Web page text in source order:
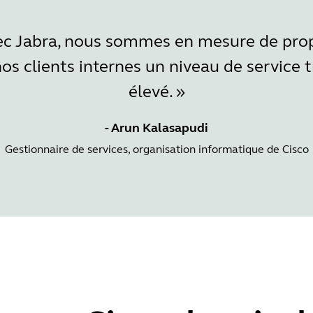
Jabra, nous sommes en mesure de
clients internes un niveau de service
élevé. »
- Arun Kalasapudi
Gestionnaire de services, organisation informatique de Cisco